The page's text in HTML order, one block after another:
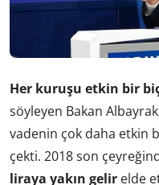
Her kuruşu etkin bir
söyleyen Bakan
vadenin çok daha etkin
çekti. 2018 son
liraya yakın gelir elde